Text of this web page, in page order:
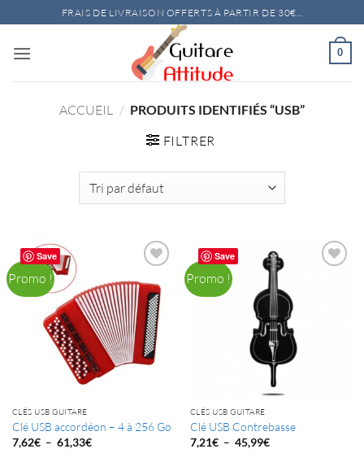
au
contenu
FRAIS DE LIVRAISON OFFERTS À PARTIR DE 30€...
0
ACCUEIL / PRODUITS IDENTIFIÉS “USB”
FILTRER
Save
Promo !
CLÉS USB GUITARE
Clé USB accordéon – 4 à 256 Go
7,62€ – 61,33€Plage
Save
Promo !
CLÉS USB GUITARE
Clé USB Contrebasse
7,21€ – 45,99€Plage